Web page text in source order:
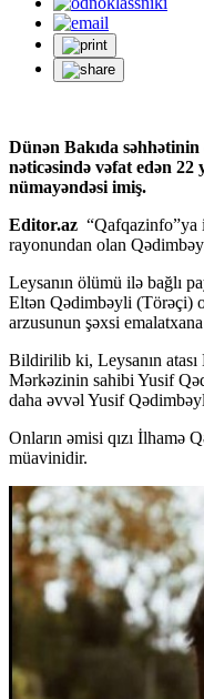
Dünən Bakıda səhhətinin
nəticəsində vəfat edən 22
nümayəndəsi imiş.
Editor.az “Qafqazinfo”ya
rayonundan olan
Leysanın ölümü ilə bağlı
Eltən Qədimbəyli (Törəçi)
arzusunun şəxsi
Bildirilib ki, Leysanın
Mərkəzinin sahibi Yusif
daha əvvəl Yusif
Onların əmisi qızı İlhamə
müavinidir.